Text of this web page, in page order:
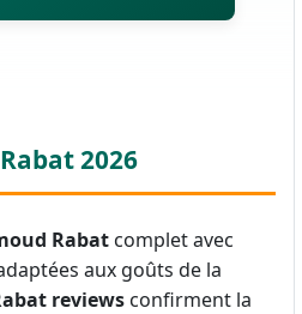
2026
Rabat complet avec
aux goûts de la
reviews confirment la